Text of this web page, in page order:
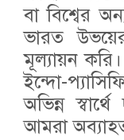
বা বিশ্বের
ভারত
মূল্যায়ন
ইন্দো-
অভিন্ন
আমরা